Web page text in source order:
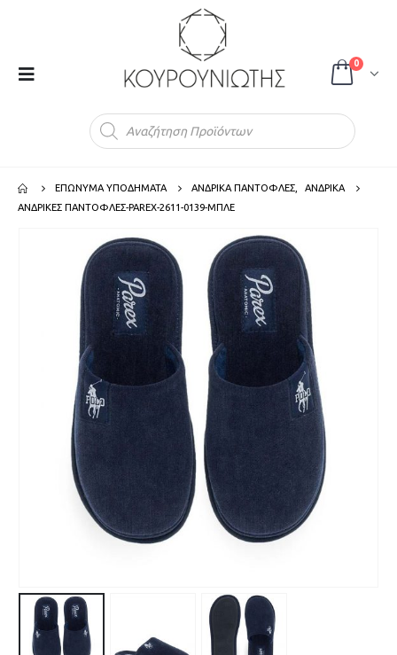
0
ΕΠΩΝΥΜΑ ΥΠΟΔΗΜΑΤΑ ΑΝΔΡΙΚΑ ΠΑΝΤΟΦΛΕΣ
ΑΝΔΡΙΚΑ
ΑΝΔΡΙΚΕΣ ΠΑΝΤΟΦΛΕΣ-PAREX-2611-0139-ΜΠΛΕ